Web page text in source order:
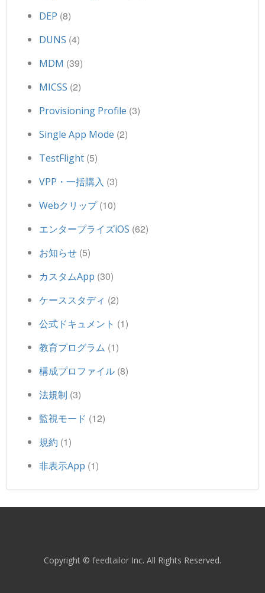
DEP (8)
DUNS (4)
MDM (39)
MICSS (2)
Provisioning Profile (3)
Single App Mode (2)
TestFlight (5)
VPP・一括購入 (3)
Webクリップ(10)
エンタープライズiOS (62)
お知らせ (5)
カスタムApp (30)
ケーススタディ (2)
公式ドキュメント (1)
教育プログラム (1)
構成プロファイル (8)
法規制 (3)
監視モード (12)
規約 (1)
非表示App (1)
Copyright © feedtailor Inc. All Rights Reserved.